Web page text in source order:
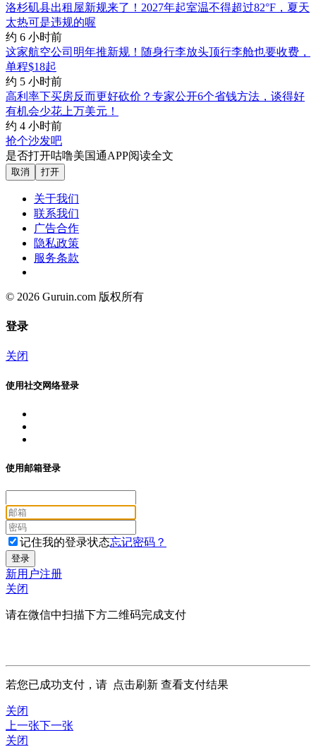
洛杉矶县出租屋新规来了！2027年起室温不得超过82°F，夏天
太热可是违规的喔
约 6 小时前
这家航空公司明年推新规！随身行李放头顶行李舱也要收费，
单程$18起
约 5 小时前
高利率下买房反而更好砍价？专家公开6个省钱方法，谈得好
有机会少花上万美元！
约 4 小时前
抢个沙发吧
是否打开咕噜美国通APP阅读全文
取消 打开
关于我们
联系我们
广告合作
隐私政策
服务条款
© 2026 Guruin.com 版权所有
登录
关闭
使用社交网络登录
使用邮箱登录
记住我的登录状态忘记密码？
新用户注册
关闭
请在微信中扫描下方二维码完成支付
若您已成功支付，请 点击刷新 查看支付结果
关闭
上一张下一张
关闭